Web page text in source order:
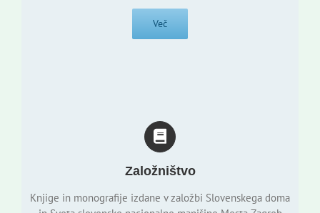
Več
Založništvo
Knjige in monografije izdane v založbi Slovenskega doma